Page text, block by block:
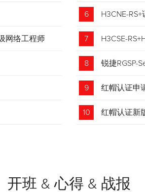
网络工程师
6 H3CNE-
7 H3CSE-
8 锐捷RGSP-
9 红帽认证申
收藏！
10 红帽认证新
开班 & 心得 & 战报